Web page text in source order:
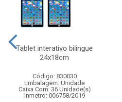
Tablet interativo bilingue
24x18cm
Código: 830030
Embalagem: Unidade
Caixa Com: 36 Unidade(s)
Inmetro: 006758/2019